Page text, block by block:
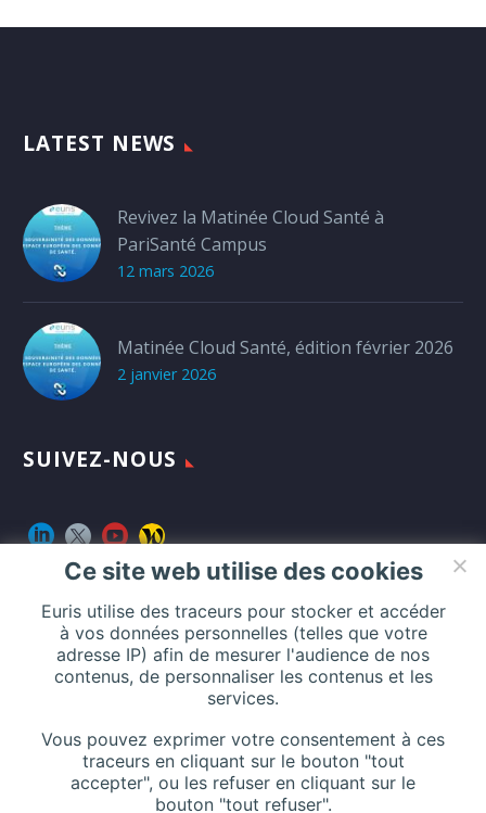
LATEST NEWS
Revivez la Matinée Cloud Santé à
PariSanté Campus
12 mars 2026
Matinée Cloud Santé, édition février 2026
2 janvier 2026
SUIVEZ-NOUS
CONTACT
116 Rue de Silly, 92100 Boulogne-Billancourt, France
Ce site web utilise des cookies
Euris utilise des traceurs pour stocker et accéder
à vos données personnelles (telles que votre
adresse IP) afin de mesurer l'audience de nos
contenus, de personnaliser les contenus et les
services.
Vous pouvez exprimer votre consentement à ces
traceurs en cliquant sur le bouton "tout
accepter", ou les refuser en cliquant sur le
bouton "tout refuser".